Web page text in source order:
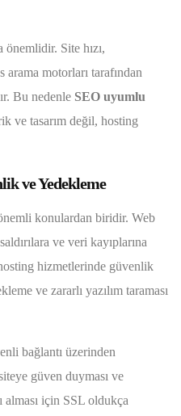
önemlidir. Site hızı,
motorları tarafından
Bu nedenle SEO uyumlu
ve tasarım değil, hosting
ve Yedekleme
konulardan biridir. Web
ve veri kayıplarına
hizmetlerinde güvenlik
ve zararlı yazılım taraması
bağlantı üzerinden
güven duyması ve
alması için SSL oldukça